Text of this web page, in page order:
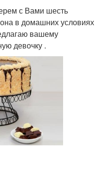
с Вами шесть
в домашних условиях
вашему
девочку .